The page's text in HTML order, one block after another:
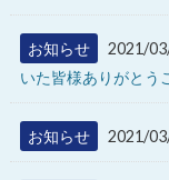
お知らせ 2021/
いた皆様ありがとう
お知らせ 2021/